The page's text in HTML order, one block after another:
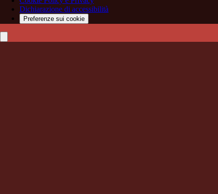
Dichiarazione di accessibilità
Preferenze sui cookie